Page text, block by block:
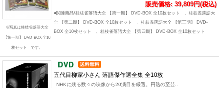
※写真は桂枝雀落語大全
【第一期】 DVD-BOX 全10
枚セット です。
販売価格: 39,809円(税込)
●関連商品/桂枝雀落語大全 【第一期】 DVD-BOX 全10枚セット 、桂枝雀落語大
全 【第二期】 DVD-BOX 全10枚セット 、桂枝雀落語大全 【第三期】 DVD-
BOX 全10枚セット 、桂枝雀落語大全 【第四期】 DVD-BOX 全10枚セット
五代目柳家小さん 落語傑作選全集 全10枚
NHKに残る数々の映像から20演目を厳選。円熟の至芸..